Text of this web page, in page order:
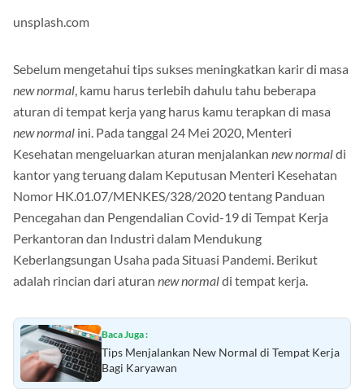
unsplash.com
Sebelum mengetahui tips sukses meningkatkan karir di masa
new normal, kamu harus terlebih dahulu tahu beberapa
aturan di tempat kerja yang harus kamu terapkan di masa
new normal ini. Pada tanggal 24 Mei 2020, Menteri
Kesehatan mengeluarkan aturan menjalankan new normaldi
kantor yang teruang dalam Keputusan Menteri Kesehatan
Nomor HK.01.07/MENKES/328/2020 tentang Panduan
Pencegahan dan Pengendalian Covid-19 di Tempat Kerja
Perkantoran dan Industri dalam Mendukung
Keberlangsungan Usaha pada Situasi Pandemi. Berikut
adalah rincian dari aturan new normaldi tempat kerja.
Baca Juga :
Tips Menjalankan New Normal di Tempat Kerja
Bagi Karyawan